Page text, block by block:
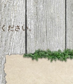
ださい。